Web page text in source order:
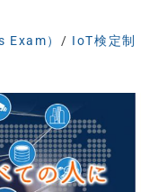
Exam）/ IoT検定制